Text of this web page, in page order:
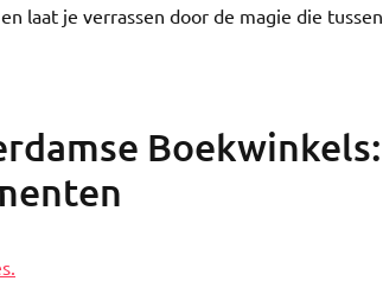
laat je verrassen door de magie die tussen
Boekwinkels: